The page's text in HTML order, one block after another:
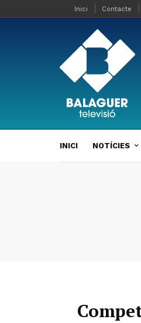
Inici Contacte
INICI NOTÍCIES